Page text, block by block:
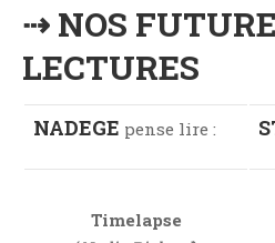
⇢ NOS
LECTURES
NADEGE pense lire :
Timelapse